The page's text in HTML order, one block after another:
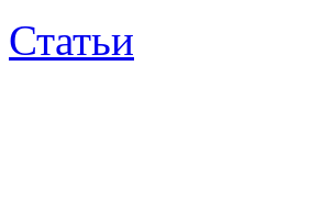
Статьи